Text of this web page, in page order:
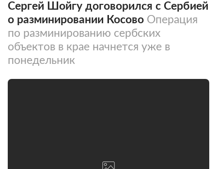
Сергей Шойгу договорился с Сербией
о разминировании Косово Операция
по разминированию сербских
объектов в крае начнется уже в
понедельник